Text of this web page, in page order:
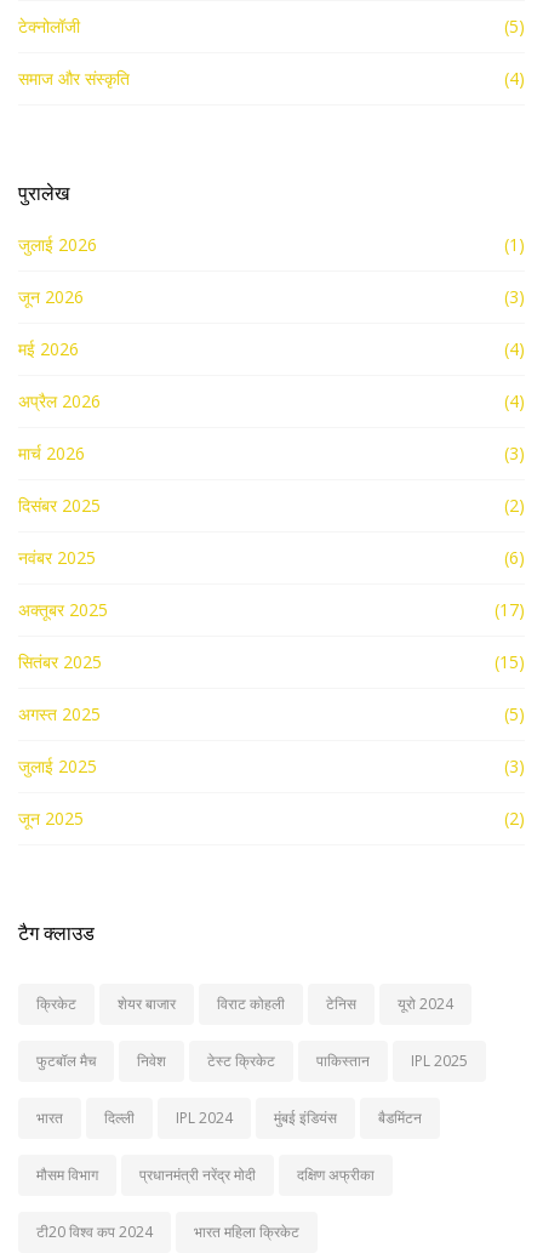
टेक्नोलॉजी (5)
समाज और संस्कृति (4)
पुरालेख
जुलाई 2026 (1)
जून 2026 (3)
मई 2026 (4)
अप्रैल 2026 (4)
मार्च 2026 (3)
दिसंबर 2025 (2)
नवंबर 2025 (6)
अक्तूबर 2025 (17)
सितंबर 2025 (15)
अगस्त 2025 (5)
जुलाई 2025 (3)
जून 2025 (2)
टैग क्लाउड
क्रिकेट शेयर बाजार विराट कोहली टेनिस यूरो 2024
फुटबॉल मैच निवेश टेस्ट क्रिकेट पाकिस्तान IPL 2025
भारत दिल्ली IPL 2024 मुंबई इंडियंस बैडमिंटन
मौसम विभाग प्रधानमंत्री नरेंद्र मोदी दक्षिण अफ्रीका
टी20 विश्व कप 2024 भारत महिला क्रिकेट